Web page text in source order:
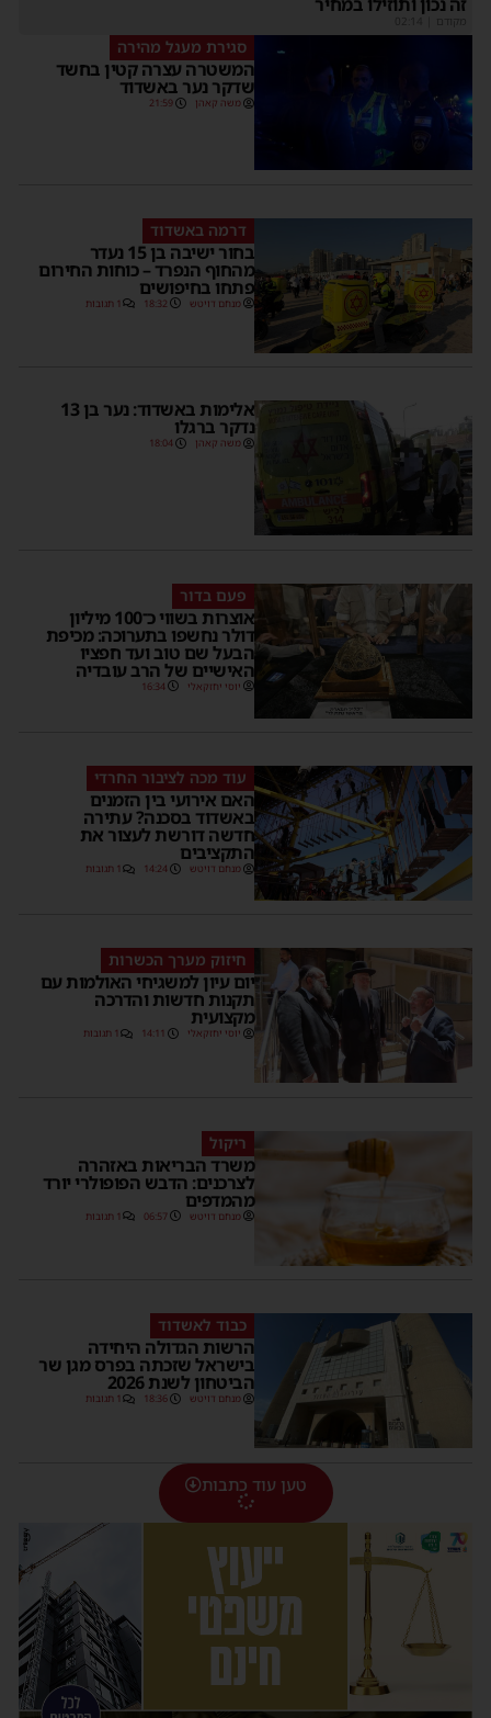
זה נכון ותוזילו במחיר
מקודם
סגירת מעגל מהירה
המשטרה עצרה קטין בחשד
שדקר נער באשדוד
משה קאהן 21:59
דרמה באשדוד
בחור ישיבה בן 15 נעדר
מהחוף הנפרד – כוחות החירום
פתחו בחיפושים
מנחם דויטש 18:32 1 תגובות
אלימות באשדוד: נער בן 13
נדקר ברגלו
משה קאהן 18:04
פעם בדור
אוצרות בשווי כ־100 מיליון
דולר נחשפו בתערוכה: מכיפת
הבעל שם טוב ועד חפציו
האישיים של הרב עובדיה
יוסי יחזקאלי 16:34
עוד מכה לציבור החרדי
האם אירועי בין הזמנים
באשדוד בסכנה? עתירה
חדשה דורשת לעצור את
התקציבים
מנחם דויטש 14:24 1 תגובות
חיזוק מערך הכשרות
יום עיון למשגיחי האולמות עם
תקנות חדשות והדרכה
מקצועית
יוסי יחזקאלי 14:11 1 תגובות
ריקול
משרד הבריאות באזהרה
לצרכנים: הדבש הפופולרי יורד
מהמדפים
מנחם דויטש 06:57 1 תגובות
כבוד לאשדוד
הרשות הגדולה היחידה
בישראל שזכתה בפרס מגן שר
הביטחון לשנת 2026
מנחם דויטש 18:36 1 תגובות
טען עוד כתבות